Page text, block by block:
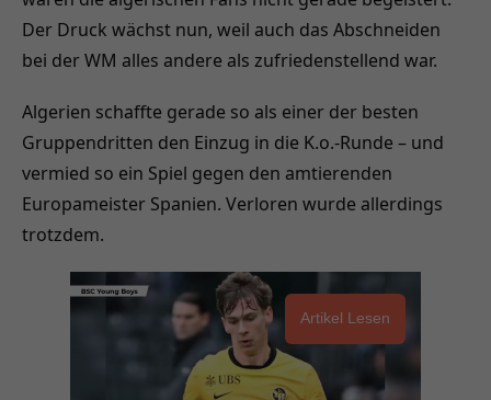
Der Druck wächst nun, weil auch das Abschneiden
bei der WM alles andere als zufriedenstellend war.
Algerien schaffte gerade so als einer der besten
Gruppendritten den Einzug in die K.o.-Runde – und
vermied so ein Spiel gegen den amtierenden
Europameister Spanien. Verloren wurde allerdings
trotzdem.
Artikel Lesen